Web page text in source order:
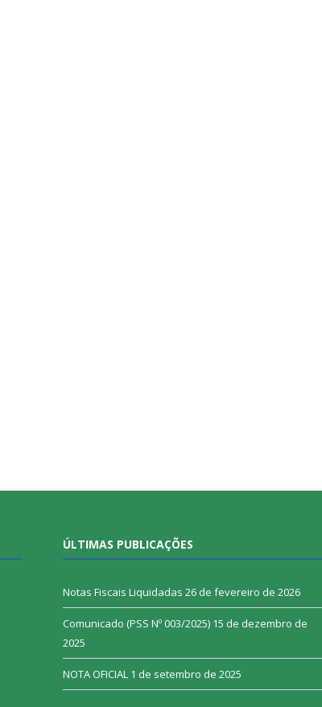
ÚLTIMAS PUBLICAÇÕES
Notas Fiscais Liquidadas 26 de fevereiro de 2026
Comunicado (PSS Nº 003/2025) 15 de dezembro de
2025
NOTA OFICIAL 1 de setembro de 2025